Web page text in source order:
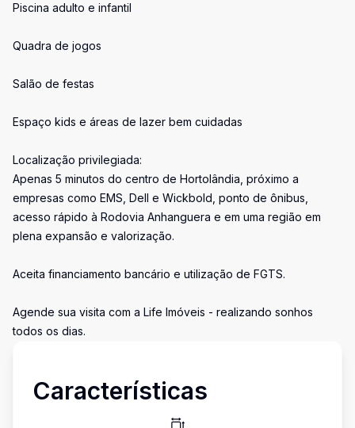
Piscina adulto e infantil
Quadra de jogos
Salão de festas
Espaço kids e áreas de lazer bem cuidadas
Localização privilegiada:
Apenas 5 minutos do centro de Hortolândia, próximo a
empresas como EMS, Dell e Wickbold, ponto de ônibus,
acesso rápido à Rodovia Anhanguera e em uma região em
plena expansão e valorização.
Aceita financiamento bancário e utilização de FGTS.
Agende sua visita com a Life Imóveis - realizando sonhos
todos os dias.
Características